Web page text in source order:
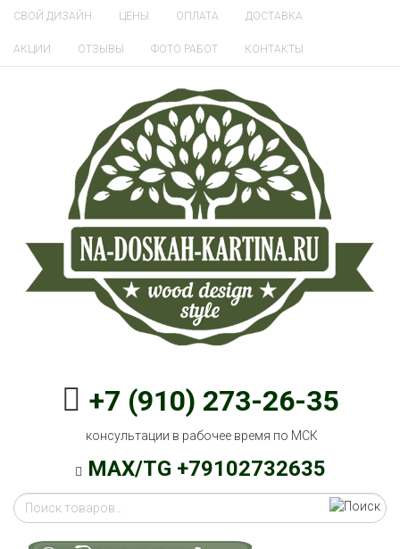
СВОЙ ДИЗАЙН ЦЕНЫ ОПЛАТА ДОСТАВКА
АКЦИИ ОТЗЫВЫ ФОТО РАБОТ КОНТАКТЫ
+7 (910) 273-26-35
консультации в рабочее время по МСК
MAX/TG +79102732635